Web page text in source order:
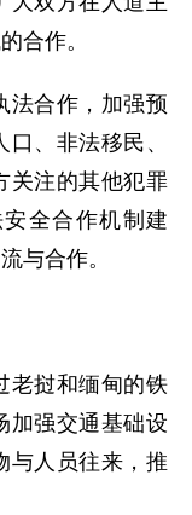
合作。
合作，加强预
、非法移民、
关注的其他犯罪
全合作机制建
与合作。
挝和缅甸的铁
加强交通基础设
与人员往来，推